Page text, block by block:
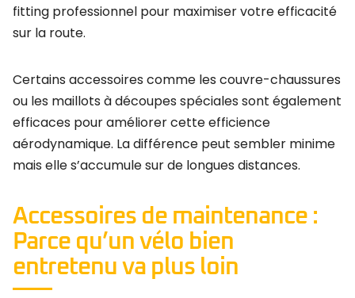
fitting professionnel pour maximiser votre efficacité
sur la route.
Certains accessoires comme les couvre-chaussures
ou les maillots à découpes spéciales sont également
efficaces pour améliorer cette efficience
aérodynamique. La différence peut sembler minime
mais elle s’accumule sur de longues distances.
Accessoires de maintenance :
Parce qu’un vélo bien
entretenu va plus loin